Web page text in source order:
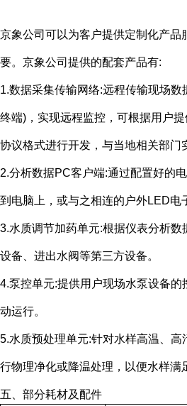
京象公司可以为客户提供定制化产品
要。京象公司提供的配套产品有:
1.数据采集传输网络:远程传输现场数
终端) ，实现远程监控，可根据用户
协议格式进行开发，与当地相关部门
2.分析数据PC客户端:通过配置好的
到电脑上，或与之相连的户外LED电
3.水质调节加药单元:根据仪表分析数
设备、进出水阀等第三方设备。
4.泵控单元:提供用户现场水泵设备的
动运行。
5.水质预处理单元:针对水样高温、高
行物理净化或降温处理，以便水样满
五、部分耗材及配件